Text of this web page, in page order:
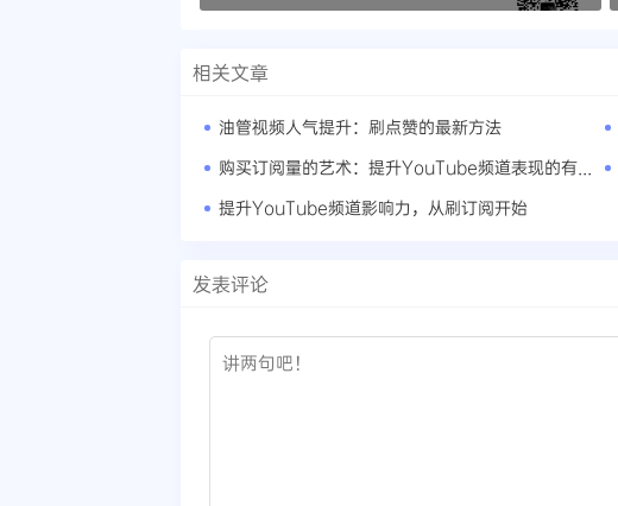
相关文章
油管视频人气提升：刷点赞的最新方法
提升YouTube频道影响力，从刷订阅开始
发表评论